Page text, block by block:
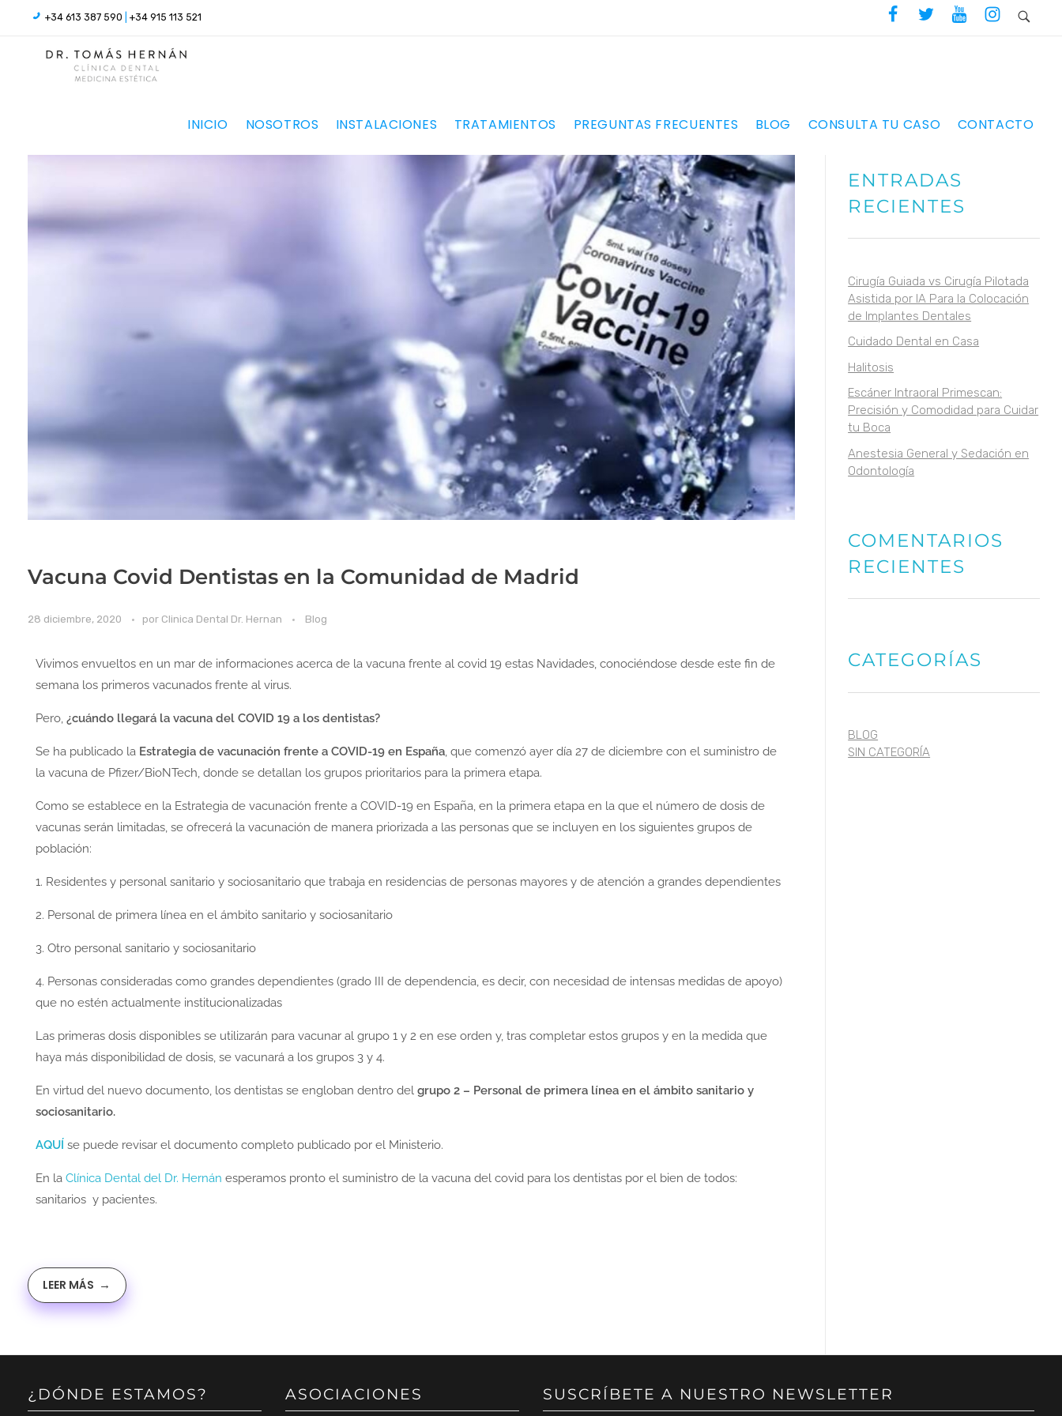
+34 613 387 590 +34 915 113 521
INICIO NOSOTROS INSTALACIONES TRATAMIENTOS PREGUNTAS FRECUENTES BLOG CONSULTA TU CASO CONTACTO
Vacuna Covid Dentistas en la Comunidad de Madrid
28 diciembre, 2020 por Clinica Dental Dr. Hernan Blog
Vivimos envueltos en un mar de informaciones acerca de la vacuna frente al covid 19 estas Navidades, conociéndose desde este fin de
semana los primeros vacunados frente al virus.
Pero, ¿cuándo llegará la vacuna del COVID 19 a los dentistas?
Se ha publicado la Estrategia de vacunación frente a COVID-19 en España, que comenzó ayer día 27 de diciembre con el suministro de
la vacuna de Pfizer/BioNTech, donde se detallan los grupos prioritarios para la primera etapa.
Como se establece en la Estrategia de vacunación frente a COVID-19 en España, en la primera etapa en la que el número de dosis de
vacunas serán limitadas, se ofrecerá la vacunación de manera priorizada a las personas que se incluyen en los siguientes grupos de
población:
1. Residentes y personal sanitario y sociosanitario que trabaja en residencias de personas mayores y de atención a grandes dependientes
2. Personal de primera línea en el ámbito sanitario y sociosanitario
3. Otro personal sanitario y sociosanitario
4. Personas consideradas como grandes dependientes (grado III de dependencia, es decir, con necesidad de intensas medidas de apoyo)
que no estén actualmente institucionalizadas
Las primeras dosis disponibles se utilizarán para vacunar al grupo 1 y 2 en ese orden y, tras completar estos grupos y en la medida que
haya más disponibilidad de dosis, se vacunará a los grupos 3 y 4.
En virtud del nuevo documento, los dentistas se engloban dentro del grupo 2 – Personal de primera línea en el ámbito sanitario y
sociosanitario.
AQUÍ se puede revisar el documento completo publicado por el Ministerio.
En la Clínica Dental del Dr. Hernán esperamos pronto el suministro de la vacuna del covid para los dentistas por el bien de todos:
sanitarios y pacientes.
LEER MÁS
ENTRADAS
RECIENTES
Cirugía Guiada vs Cirugía Pilotada
Asistida por IA Para la Colocación
de Implantes Dentales
Cuidado Dental en Casa
Halitosis
Escáner Intraoral Primescan:
Precisión y Comodidad para Cuidar
tu Boca
Anestesia General y Sedación en
Odontología
COMENTARIOS
RECIENTES
CATEGORÍAS
BLOG
SIN CATEGORÍA
¿DÓNDE ESTAMOS? ASOCIACIONES SUSCRÍBETE A NUESTRO NEWSLETTER